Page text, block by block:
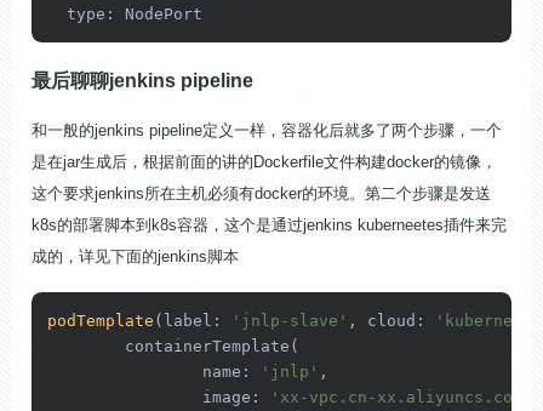
  type: NodePort
最后聊聊jenkins pipeline
和一般的jenkins pipeline定义一样，容器化后就多了两个步骤，一个
是在jar生成后，根据前面的讲的Dockerfile文件构建docker的镜像，
这个要求jenkins所在主机必须有docker的环境。第二个步骤是发送
k8s的部署脚本到k8s容器，这个是通过jenkins kuberneetes插件来完
成的，详见下面的jenkins脚本
podTemplate ( label: 'jnlp-slave' , cloud:
        containerTemplate(
                name:
'jnlp' ,
                image:
'xx-vpc.cn-